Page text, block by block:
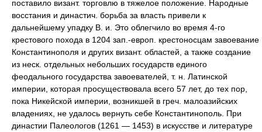
поставило визант. торговлю в тяжелое положение. Народные
восстания и династич. борьба за власть привели к
дальнейшему упадку В. и. Это облегчило во время 4-го
крестового похода в 1204 зап.-европ. крестоносцам завоевание
Константинополя и других визант. областей, а также создание
из неск. отдельных небольших государств единого
феодального государства завоевателей, т. н. Латинской
империи, которая просуществовала всего 57 лет, до тех пор,
пока Никейской империи, возникшей в греч. малоазийских
владениях, не удалось вернуть себе Константинополь. При
династии Палеологов (1261 — 1453) в искусстве и литературе